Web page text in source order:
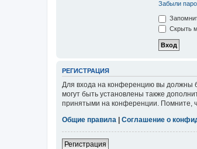
Забыли
Скрыть
РЕГИСТРАЦИЯ
Для входа на конференцию вы должны
могут быть установлены также
принятыми на конференции. Помните,
Общие правила | Соглашение о
Регистрация